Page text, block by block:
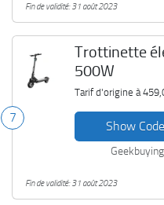
Fin de validité: 31 août 2023
7
Trottinette
500W
Tarif d'origine à
Show Code
Fin de validité: 31 août 2023